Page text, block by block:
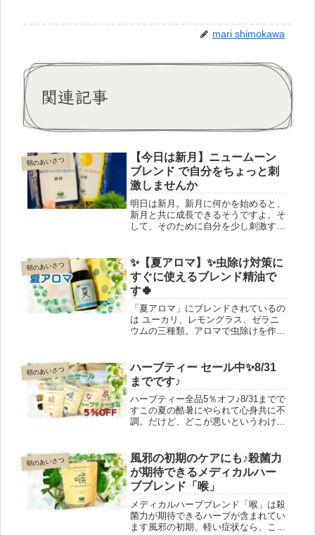
mari shimokawa
関連記事
朝のあいさつ
【今日は新月】ニュームーン
ブレンド で自分をちょっと刺
激しませんか
明日は新月。新月に何かを始めると、
新月と共に成長できるそうですよ。そ
して、そのために自分を少し刺激する
味。今日のうちにこのお茶を用意し
て、明日はご自身を刺激してみてはい
かがでしょう。
朝のあいさつ
✨【夏アロマ】✨虫除け対策に
すぐに使えるブレンド精油で
す🍀
「夏アロマ」にブレンドされているの
は ユーカリ、レモングラス、ゼラニ
ウムの三種類。アロマで虫除けを作る
ロマを10滴おとし、よく混ぜてから精
製水を40mL加えたら完成。スプレー
ボトルに移して使ってください。ワー
クショップもできますヨ♪
朝のあいさつ
ハーブティー セール中✨8/31
までです♪
ハーブティー全品5％オフ♪8/31までで
すこの夏の酷暑にやられて心身共に不
調。だけど、どこが悪いというわけで
ブティーがおすすめ。選ぶハーブティ
ーで自分の体調が分かることも。
朝のあいさつ
風邪の初期のケアにも♪殺菌力
が期待できるメディカルハー
ブブレンド「喉」
メディカルハーブブレンド「喉」は殺
菌力が期待できるハーブが含まれてい
ます風邪の初期、軽い症状なら、この